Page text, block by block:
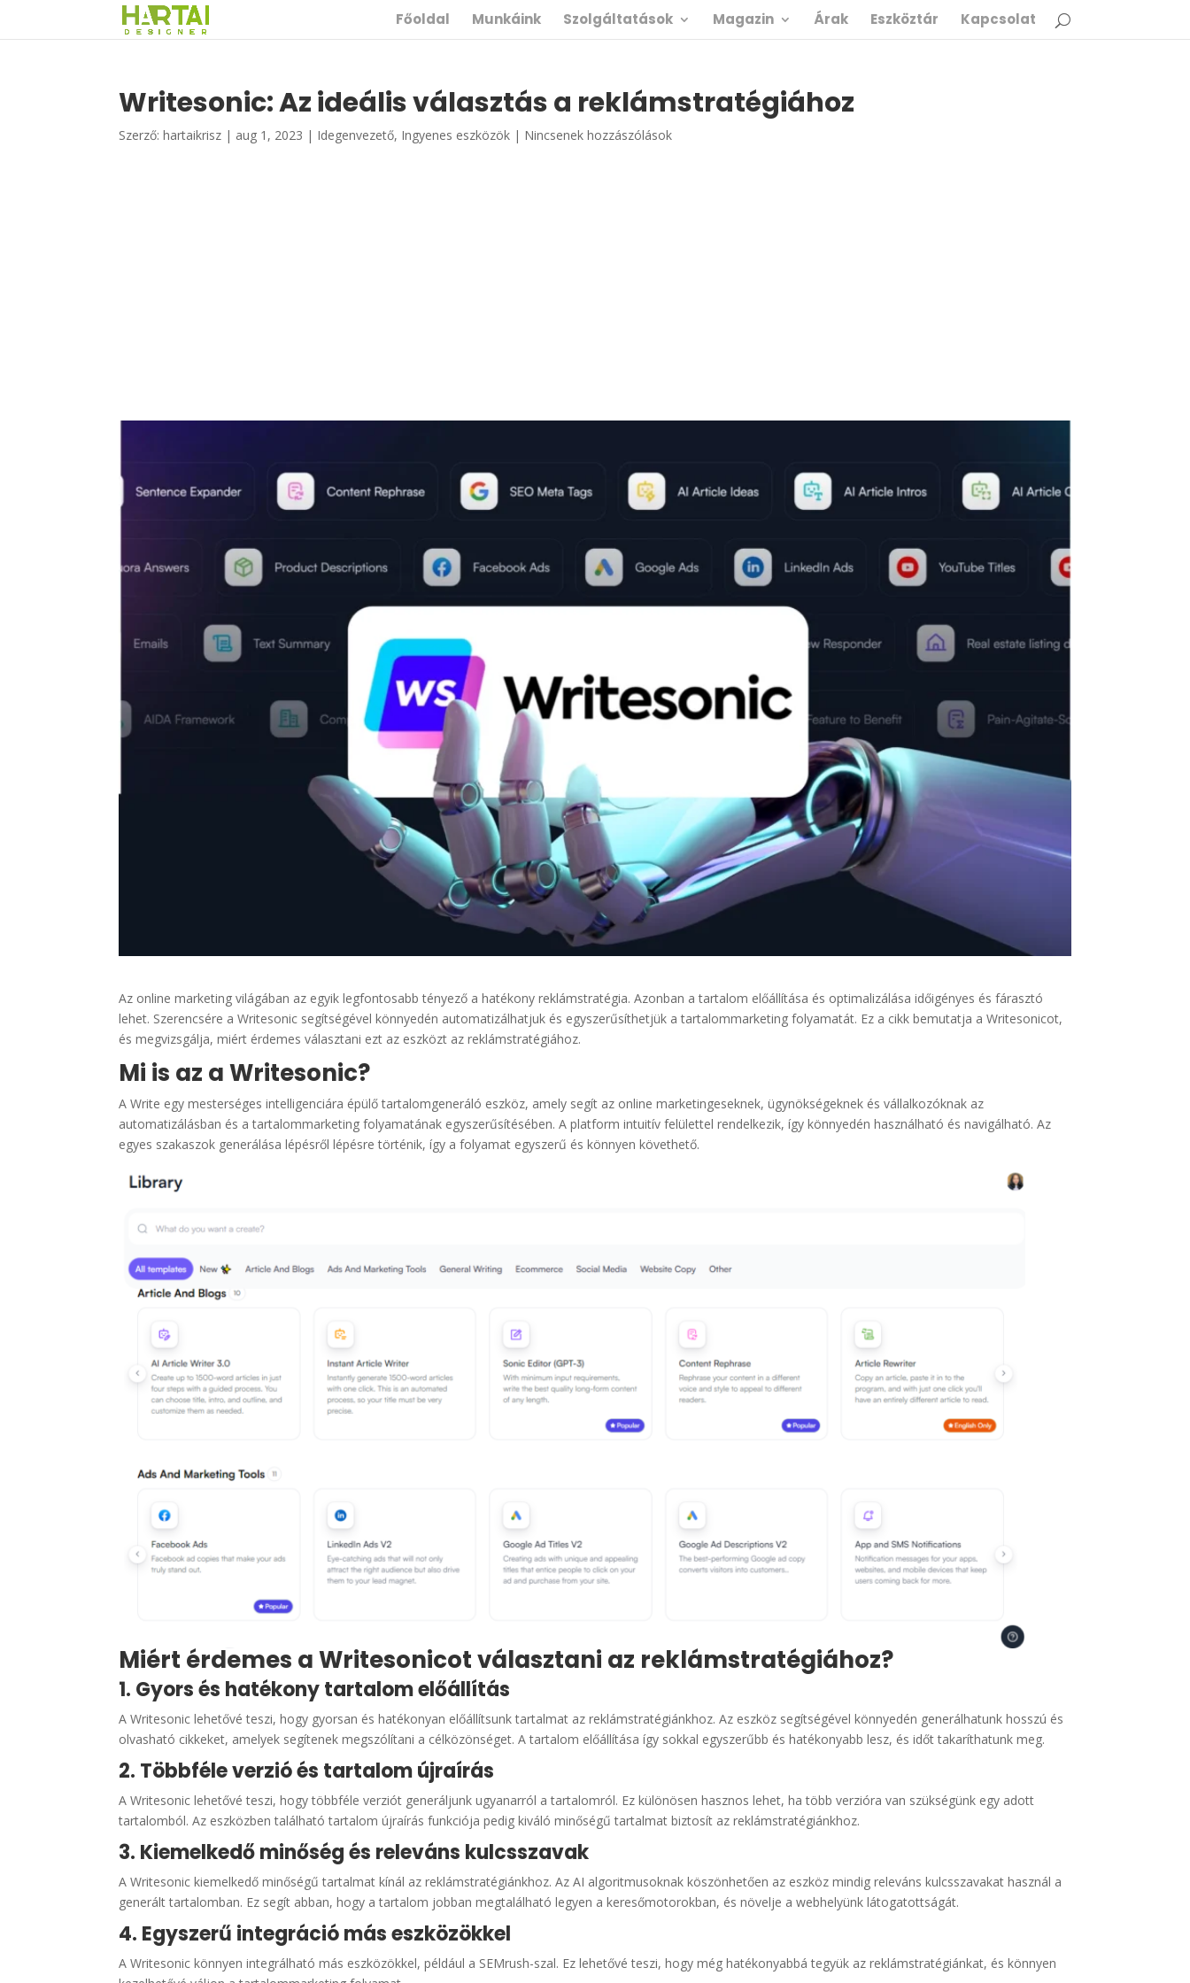
Főoldal Munkáink Szolgáltatások Magazin Árak Eszköztár Kapcsolat
Writesonic: Az ideális választás a reklámstratégiához
Szerző:hartaikrisz | aug 1, 2023 | Idegenvezető, Ingyenes eszközök | Nincsenek hozzászólások
Az online marketing világában az egyik legfontosabb tényező a hatékony reklámstratégia. Azonban a tartalom előállítása és optimalizálása időigényes és fárasztó
lehet. Szerencsére a Writesonic segítségével könnyedén automatizálhatjuk és egyszerűsíthetjük a tartalommarketing folyamatát. Ez a cikk bemutatja a Writesonicot,
és megvizsgálja, miért érdemes választani ezt az eszközt az reklámstratégiához.
Mi is az a Writesonic?
A Write egy mesterséges intelligenciára épülő tartalomgeneráló eszköz, amely segít az online marketingeseknek, ügynökségeknek és vállalkozóknak az
automatizálásban és a tartalommarketing folyamatának egyszerűsítésében. A platform intuitív felülettel rendelkezik, így könnyedén használható és navigálható. Az
egyes szakaszok generálása lépésről lépésre történik, így a folyamat egyszerű és könnyen követhető.
Miért érdemes a Writesonicot választani az reklámstratégiához?
1. Gyors és hatékony tartalom előállítás
A Writesonic lehetővé teszi, hogy gyorsan és hatékonyan előállítsunk tartalmat az reklámstratégiánkhoz. Az eszköz segítségével könnyedén generálhatunk hosszú és
olvasható cikkeket, amelyek segítenek megszólítani a célközönséget. A tartalom előállítása így sokkal egyszerűbb és hatékonyabb lesz, és időt takaríthatunk meg.
2. Többféle verzió és tartalom újraírás
A Writesonic lehetővé teszi, hogy többféle verziót generáljunk ugyanarról a tartalomról. Ez különösen hasznos lehet, ha több verzióra van szükségünk egy adott
tartalomból. Az eszközben található tartalom újraírás funkciója pedig kiváló minőségű tartalmat biztosít az reklámstratégiánkhoz.
3. Kiemelkedő minőség és releváns kulcsszavak
A Writesonic kiemelkedő minőségű tartalmat kínál az reklámstratégiánkhoz. Az AI algoritmusoknak köszönhetően az eszköz mindig releváns kulcsszavakat használ a
generált tartalomban. Ez segít abban, hogy a tartalom jobban megtalálható legyen a keresőmotorokban, és növelje a webhelyünk látogatottságát.
4. Egyszerű integráció más eszközökkel
A Writesonic könnyen integrálható más eszközökkel, például a SEMrush-szal. Ez lehetővé teszi, hogy még hatékonyabbá tegyük az reklámstratégiánkat, és könnyen